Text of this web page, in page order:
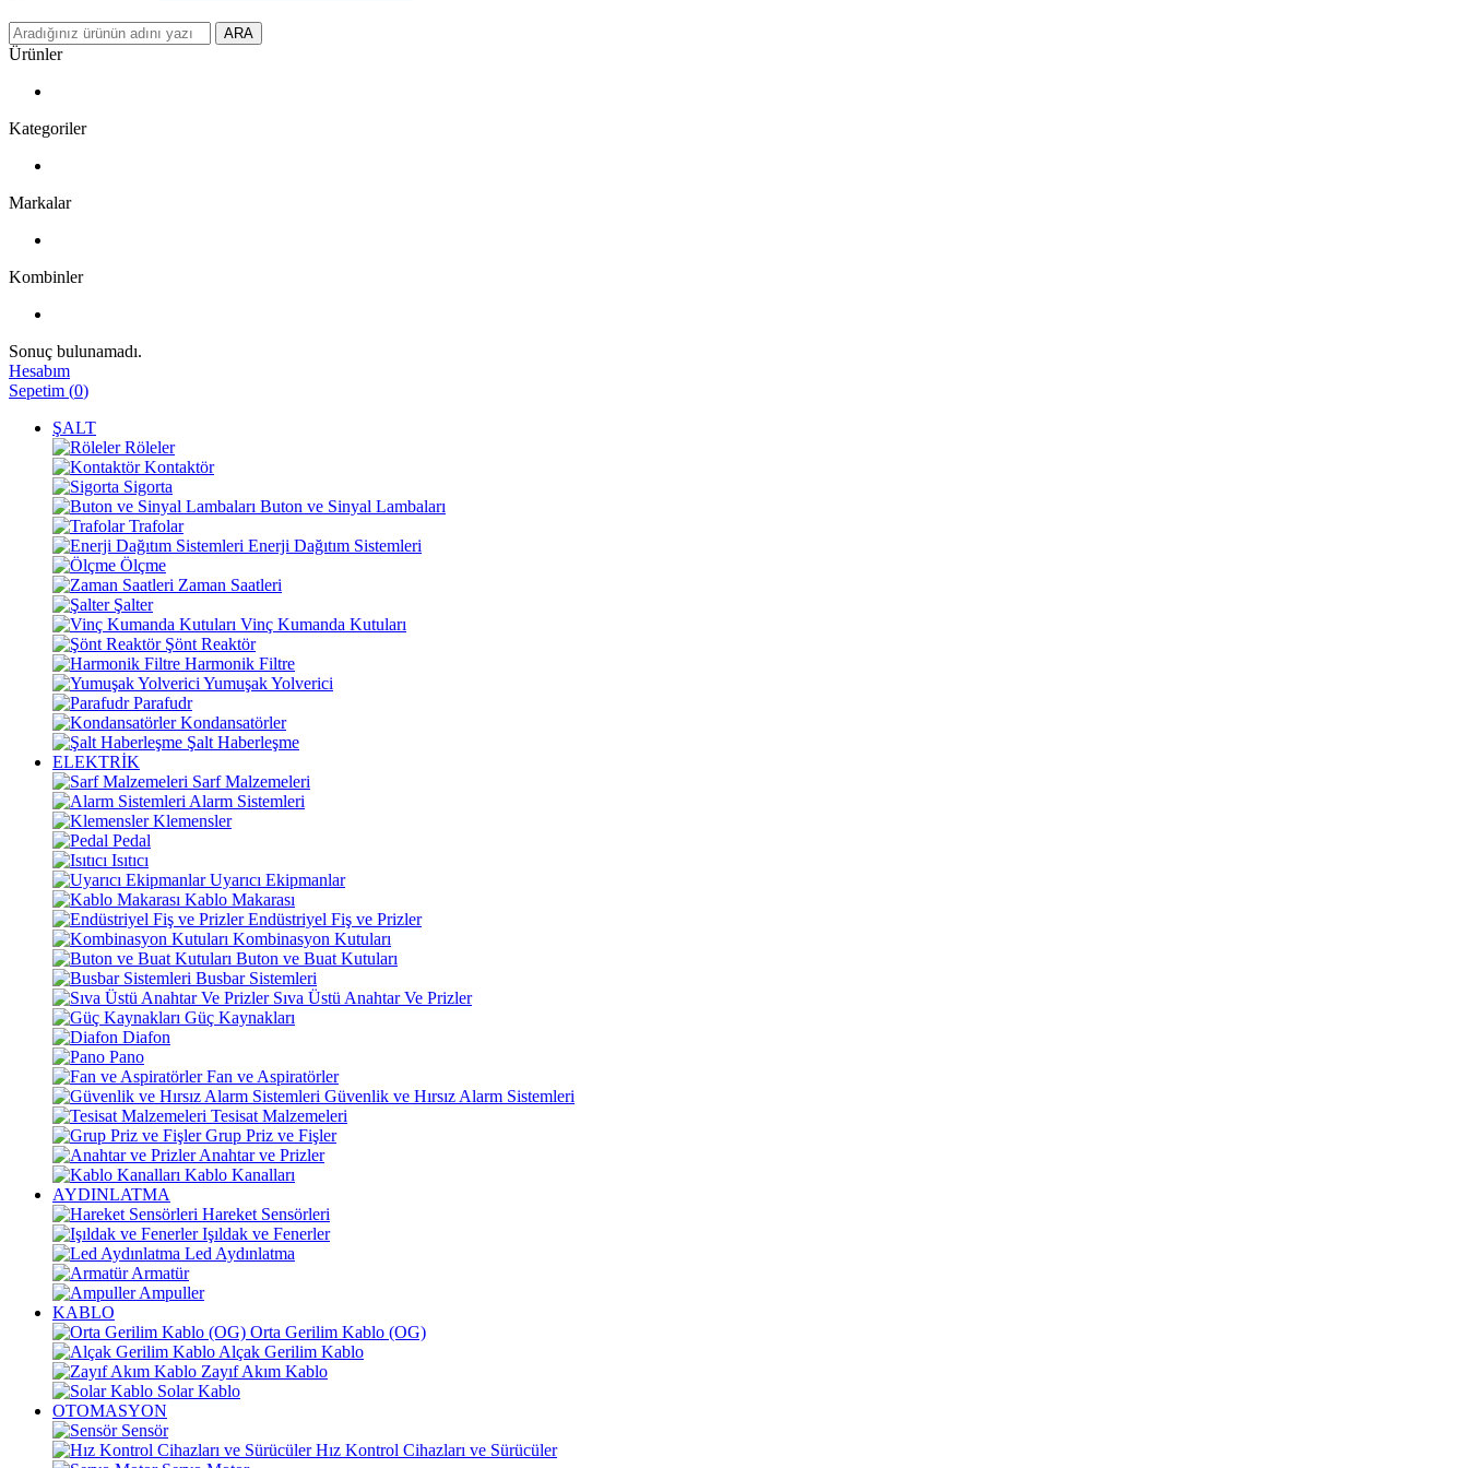
ARA
Ürünler
Kategoriler
Markalar
Kombinler
Sonuç bulunamadı.
Hesabım
Sepetim (0)
ŞALT
Röleler
Kontaktör
Sigorta
Buton ve Sinyal Lambaları
Trafolar
Enerji Dağıtım Sistemleri
Ölçme
Zaman Saatleri
Şalter
Vinç Kumanda Kutuları
Şönt Reaktör
Harmonik Filtre
Yumuşak Yolverici
Parafudr
Kondansatörler
Şalt Haberleşme
ELEKTRİK
Sarf Malzemeleri
Alarm Sistemleri
Klemensler
Pedal
Isıtıcı
Uyarıcı Ekipmanlar
Kablo Makarası
Endüstriyel Fiş ve Prizler
Kombinasyon Kutuları
Buton ve Buat Kutuları
Busbar Sistemleri
Sıva Üstü Anahtar Ve Prizler
Güç Kaynakları
Diafon
Pano
Fan ve Aspiratörler
Güvenlik ve Hırsız Alarm Sistemleri
Tesisat Malzemeleri
Grup Priz ve Fişler
Anahtar ve Prizler
Kablo Kanalları
AYDINLATMA
Hareket Sensörleri
Işıldak ve Fenerler
Led Aydınlatma
Armatür
Ampuller
KABLO
Orta Gerilim Kablo (OG)
Alçak Gerilim Kablo
Zayıf Akım Kablo
Solar Kablo
OTOMASYON
Sensör
Hız Kontrol Cihazları ve Sürücüler